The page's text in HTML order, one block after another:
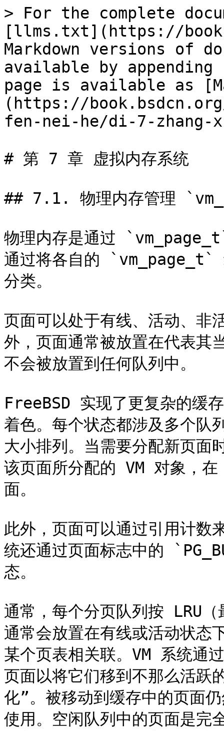
> For the complete
[llms.txt](https://
Markdown versions of
available by
page is available as
(https://
fen-nei-he/di-7-
# 第 7 章 虚拟内存系统
## 7.1. 物理内存管理
物理内存是通过
通过将各自的 `vm_page_t`
分类。
页面可以处于有线、活动、非
外，页面通常被放置在代表其
不会被放置到任何队列中。
FreeBSD 实现了更复杂的缓
着色。每个状态都涉及多个
大小排列。当需要分配新页面
该页面所分配的 VM 对象，
面。
此外，页面可以通过引用计数
统还通过页面标志中的
态。
通常，每个分页队列按 LRU
通常会放置在有线或活动状态
某个页表相关联。VM 系统通
页面以将它们移到不那么活跃
化”。被移动到缓存中的页面
使用。空闲队列中的页面是完